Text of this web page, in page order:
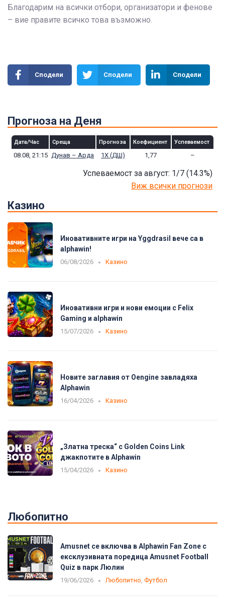
Благодарим на всички отбори, организатори и фенове
– вие правите всичко това възможно.
Сподели Сподели Сподели
Прогноза на Деня
Дата/Час Среща Прогноза Коефициент Успеваемост
08.08, 21:15 Дунав – Арда 1Х (ДШ) 1,77 –
Успеваемост за август: 1/7 (14.3%)
Виж всички прогнози
Казино
Иновативните игри на Yggdrasil вече са в
alphawin!
06/08/2026 Казино
Иновативни игри и нови емоции с Felix
Gaming и alphawin
15/07/2026 Казино
Новите заглавия от Oengine завладяха
Alphawin
16/04/2026 Казино
„Златна треска“ с Golden Coins Link
джакпотите в Alphawin
15/04/2026 Казино
Любопитно
Amusnet се включва в Alphawin Fan Zone с
ексклузивната поредица Amusnet Football
Quiz в парк Люлин
19/06/2026 Любопитно Футбол